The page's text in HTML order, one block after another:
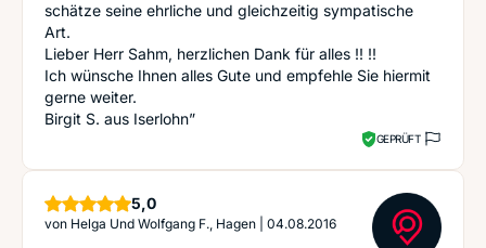
schätze seine ehrliche und gleichzeitig sympatische
Art.
Lieber Herr Sahm, herzlichen Dank für alles !! !!
Ich wünsche Ihnen alles Gute und empfehle Sie hiermit
gerne weiter.
Birgit S. aus Iserlohn”
GEPRÜFT
5,0Sterne
von Helga Und Wolfgang F., Hagen 04.08.2016